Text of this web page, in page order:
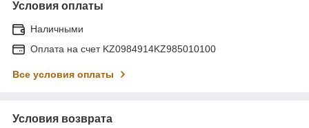
Условия оплаты
Наличными
Оплата на счет KZ0984914KZ985010100
Все условия оплаты
Условия возврата